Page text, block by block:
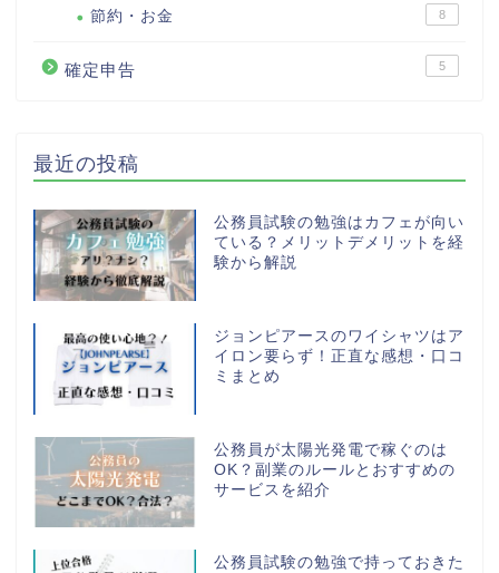
節約・お金 8
確定申告 5
最近の投稿
公務員試験の勉強はカフェが向い
ている？メリットデメリットを経
験から解説
ジョンピアースのワイシャツはア
イロン要らず！正直な感想・口コ
ミまとめ
公務員が太陽光発電で稼ぐのは
OK？副業のルールとおすすめの
サービスを紹介
公務員試験の勉強で持っておきた